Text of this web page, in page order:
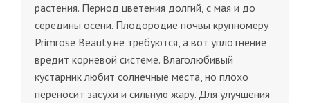
растения. Период цветения долгий, с мая и до
середины осени. Плодородие почвы крупномеру
Primrose Beauty не требуются, а вот уплотнение
вредит корневой системе. Влаголюбивый
кустарник любит солнечные места, но плохо
переносит засухи и сильную жару. Для улучшения